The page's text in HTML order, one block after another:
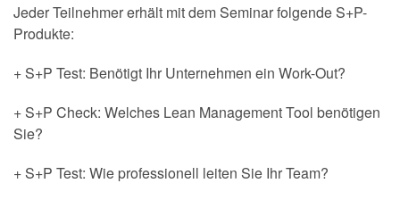
Jeder Teilnehmer erhält mit dem Seminar folgende S+P-
Produkte:
+ S+P Test: Benötigt Ihr Unternehmen ein Work-Out?
+ S+P Check: Welches Lean Management Tool benötigen
Sie?
+ S+P Test: Wie professionell leiten Sie Ihr Team?